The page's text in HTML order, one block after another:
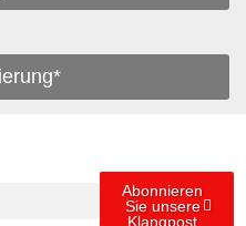
Abonnieren
Sie unsere
Klangpost